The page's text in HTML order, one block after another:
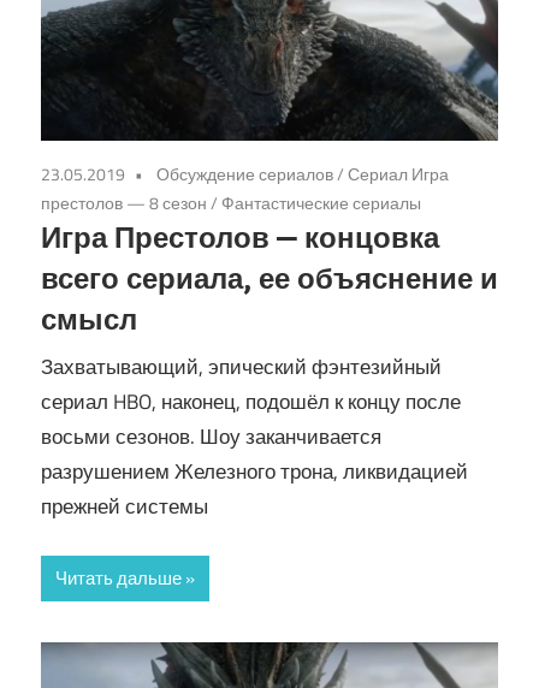
23.05.2019 Обсуждение сериалов/Сериал Игра
престолов — 8 сезон/ Фантастические сериалы
Игра Престолов — концовка
всего сериала, ее объяснение и
смысл
Захватывающий, эпический фэнтезийный
сериал HBO, наконец, подошёл к концу после
восьми сезонов. Шоу заканчивается
разрушением Железного трона, ликвидацией
прежней системы
Читать дальше